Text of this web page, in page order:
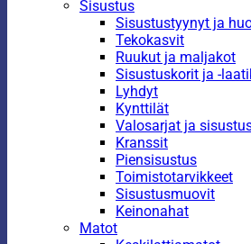
Sisustus
Sisustustyynyt ja
Tekokasvit
Ruukut ja maljakot
Sisustuskorit ja -
Lyhdyt
Kynttilät
Valosarjat ja
Kranssit
Piensisustus
Toimistotarvikkeet
Sisustusmuovit
Keinonahat
Matot